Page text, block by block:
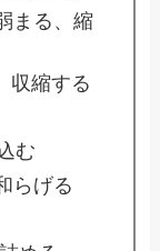
まる、縮
収縮する
む
らげる